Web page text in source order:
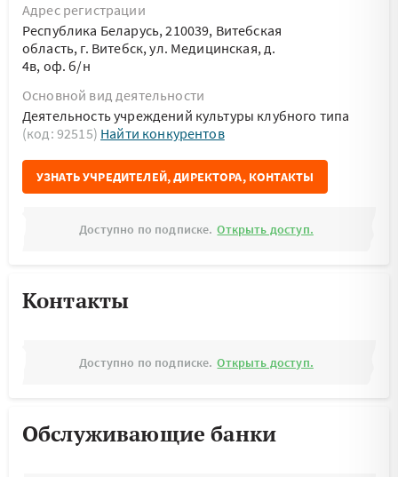
Адрес регистрации
Республика Беларусь, 210039, Витебская
область, г. Витебск, ул. Медицинская, д.
4в, оф. б/н
Основной вид деятельности
Деятельность учреждений культуры клубного типа
(код: 92515) Найти конкурентов
УЗНАТЬ УЧРЕДИТЕЛЕЙ, ДИРЕКТОРА, КОНТАКТЫ
Доступно по подписке. Открыть доступ.
Контакты
Доступно по подписке. Открыть доступ.
Обслуживающие банки